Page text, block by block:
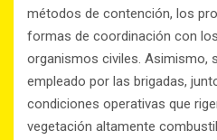
métodos de contención, los
formas de coordinación con los
organismos civiles. Asimismo,
empleado por las brigadas,
condiciones operativas que
vegetación altamente